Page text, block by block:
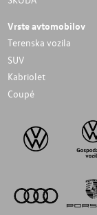
Vrste avtomobilov
Terenska vozila
SUV
Kabriolet
Coupé